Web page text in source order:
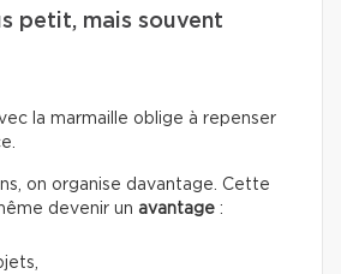
petit, mais souvent
la marmaille oblige à repenser
on organise davantage. Cette
devenir un avantage :